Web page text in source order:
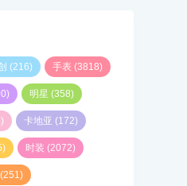
(216) 手表 (3818)
明星 (358)
卡地亚 (172)
时装 (2072)
(251)